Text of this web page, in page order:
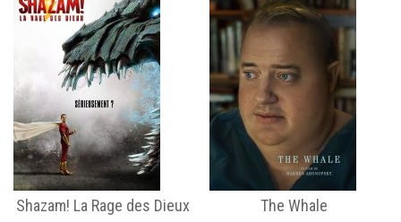
Shazam! La Rage des Dieux The Whale